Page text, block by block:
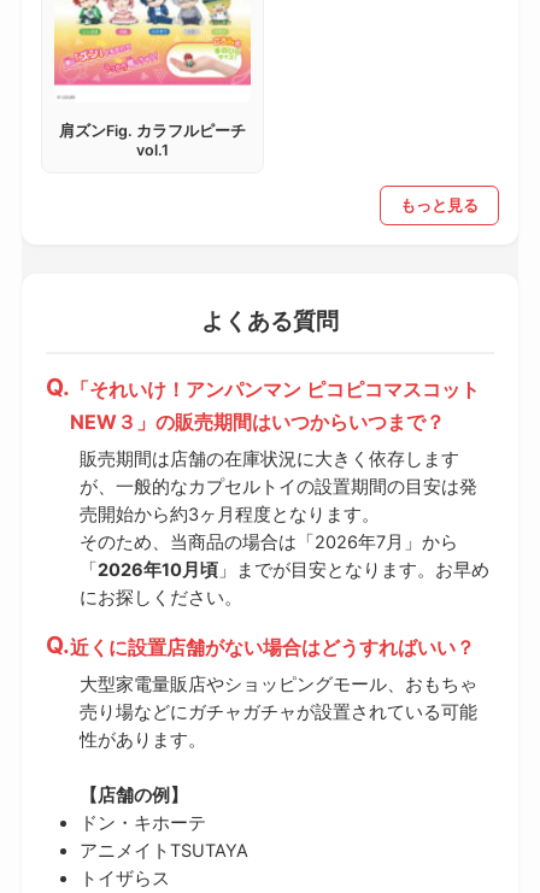
肩ズンFig. カラフルピーチ
vol.1
もっと見る
よくある質問
「それいけ！アンパンマン ピコピコマスコット
NEW３」の販売期間はいつからいつまで？
販売期間は店舗の在庫状況に大きく依存します
が、一般的なカプセルトイの設置期間の目安は発
売開始から約3ヶ月程度となります。
そのため、当商品の場合は「2026年7月」から
「2026年10月頃」までが目安となります。お早め
にお探しください。
近くに設置店舗がない場合はどうすればいい？
大型家電量販店やショッピングモール、おもちゃ
売り場などにガチャガチャが設置されている可能
性があります。
【店舗の例】
ドン・キホーテ
アニメイトTSUTAYA
トイザらス